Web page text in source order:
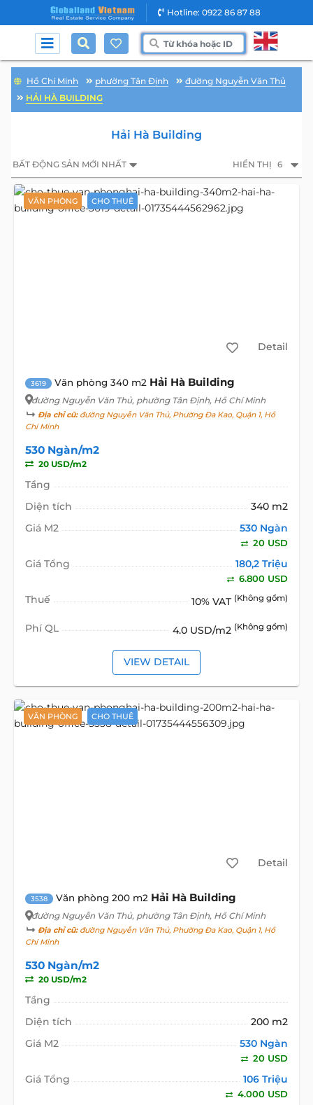
Hotline: 0922 86 87 88
Hồ Chí Minh phường Tân Định
đường Nguyễn Văn Thủ
HẢI HÀ BUILDING
Hải Hà Building
BẤT ĐỘNG SẢN MỚI NHẤT HIỂN THỊ 6
VĂN PHÒNG CHO THUÊ
Detail
3619 Văn phòng 340 m2 Hải Hà Building
đường Nguyễn Văn Thủ, phường Tân Định, Hồ Chí Minh
Địa chỉ cũ:đường Nguyễn Văn Thủ, Phường Đa Kao, Quận 1, Hồ
Chí Minh
530 Ngàn/m2
20 USD/m2
Tầng
Diện tích
340 m2
Giá M2
530 Ngàn
20 USD
Giá Tổng 180,2 Triệu
6.800 USD
Thuế 10% VAT (Không gồm)
Phí QL 4.0 USD/m2 (Không gồm)
VIEW DETAIL
VĂN PHÒNG CHO THUÊ
Detail
3538 Văn phòng 200 m2 Hải Hà Building
đường Nguyễn Văn Thủ, phường Tân Định, Hồ Chí Minh
Địa chỉ cũ:đường Nguyễn Văn Thủ, Phường Đa Kao, Quận 1, Hồ
Chí Minh
530 Ngàn/m2
20 USD/m2
Tầng
Diện tích
200 m2
Giá M2
530 Ngàn
20 USD
Giá Tổng 106 Triệu
4.000 USD